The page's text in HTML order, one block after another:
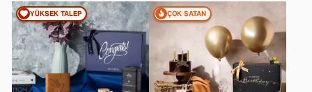
YÜKSEK TALEP ÇOK SATAN